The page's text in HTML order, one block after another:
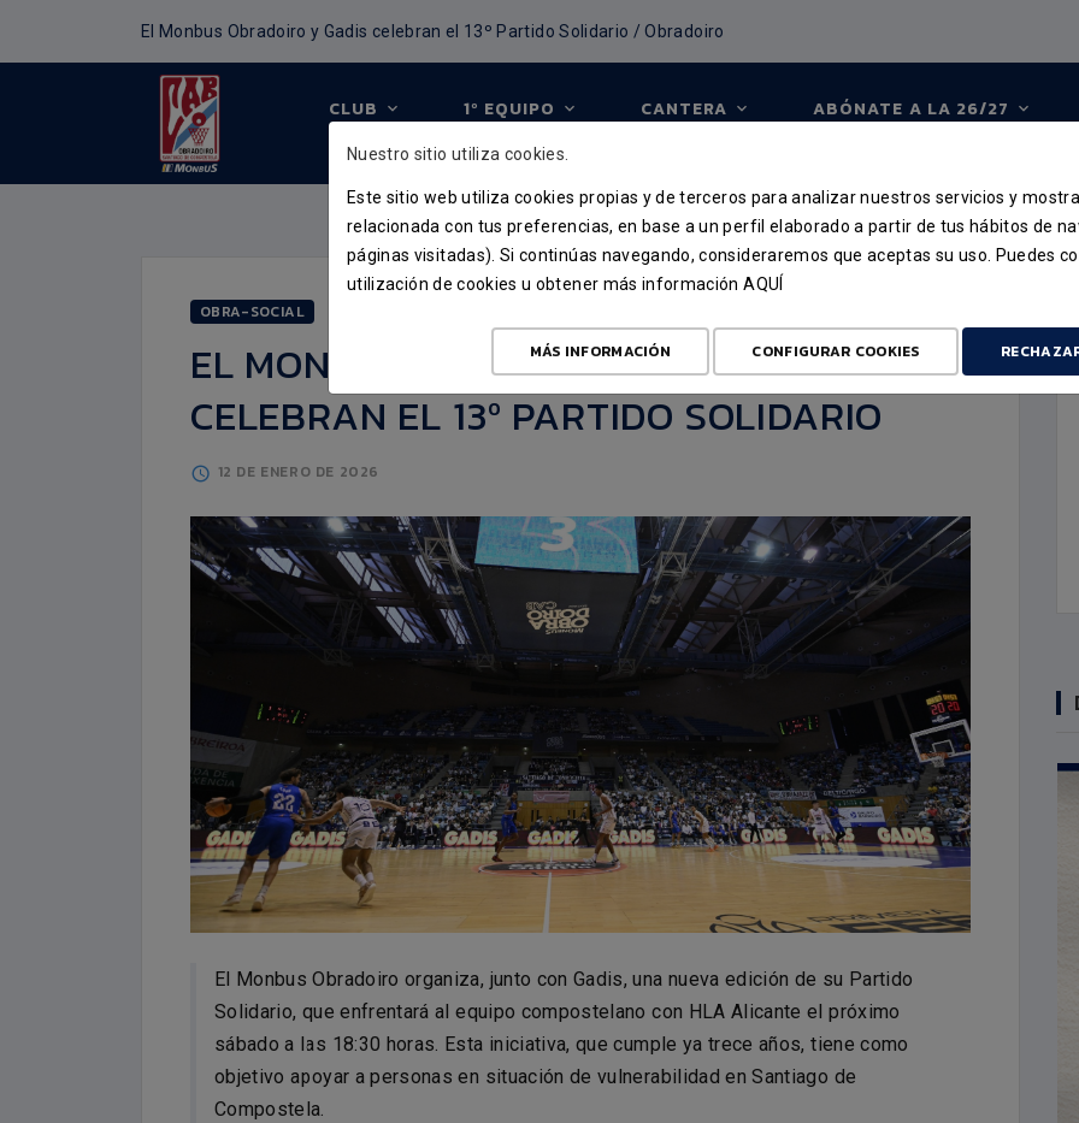
El Monbus Obradoiro y Gadis celebran el 13º Partido Solidario / Obradoiro
CLUB 1º EQUIPO CANTERA
ABÓNATE A LA 26/27
TIENDA
OBRA-SOCIAL
EL MONBUS OBRADOIRO Y GADIS
CELEBRAN EL 13º PARTIDO SOLIDARIO
12 DE ENERO DE 2026
El Monbus Obradoiro organiza, junto con Gadis, una nueva edición de su Partido
Solidario, que enfrentará al equipo compostelano con HLA Alicante el próximo
sábado a las 18:30 horas. Esta iniciativa, que cumple ya trece años, tiene como
objetivo apoyar a personas en situación de vulnerabilidad en Santiago de
Compostela.
Nuestro sitio utiliza cookies.
Este sitio web utiliza cookies propias y de terceros para analizar nuestros servicios y
relacionada con tus preferencias, en base a un perfil elaborado a partir de tus hábitos de
páginas visitadas). Si continúas navegando, consideraremos que aceptas su uso. Puedes
utilización de cookies u obtener más informaciónAQUÍ
MÁS INFORMACIÓN CONFIGURAR COOKIES